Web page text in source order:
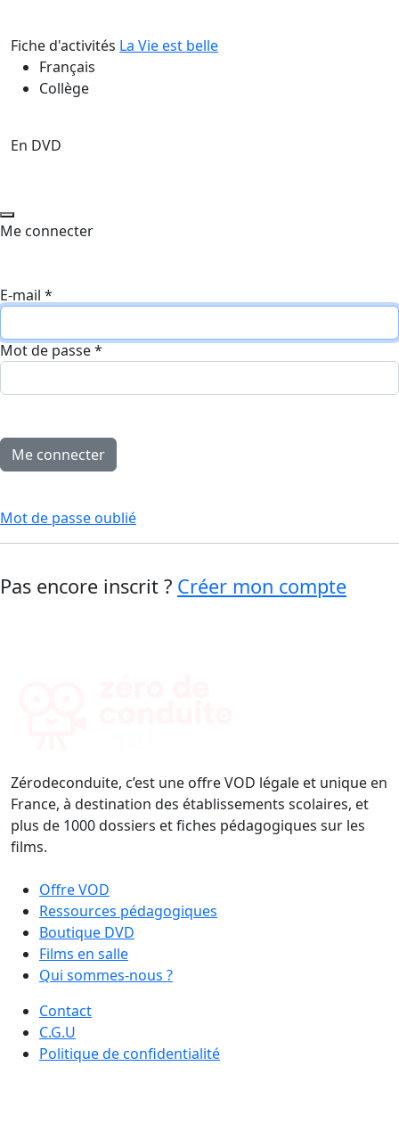
Fiche d'activités La Vie est belle
Français
Collège
En DVD
Me connecter
E-mail *
Mot de passe*
Mot de passe oublié
Pas encore inscrit ? Créer mon compte
Zérodeconduite, c’est une offre VOD légale et unique en
France, à destination des établissements scolaires, et
plus de 1000 dossiers et fiches pédagogiques sur les
films.
Offre VOD
Ressources pédagogiques
Boutique DVD
Films en salle
Qui sommes-nous ?
Contact
C.G.U
Politique de confidentialité